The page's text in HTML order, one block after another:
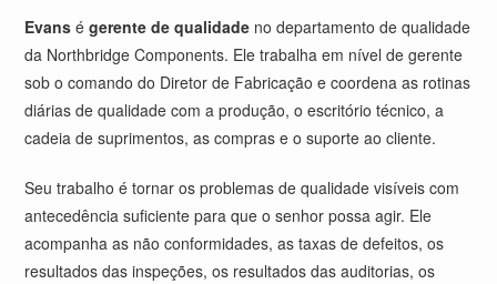
Evans égerente de qualidade no departamento de qualidade
da Northbridge Components. Ele trabalha em nível de gerente
sob o comando do Diretor de Fabricação e coordena as rotinas
diárias de qualidade com a produção, o escritório técnico, a
cadeia de suprimentos, as compras e o suporte ao cliente.
Seu trabalho é tornar os problemas de qualidade visíveis com
antecedência suficiente para que o senhor possa agir. Ele
acompanha as não conformidades, as taxas de defeitos, os
resultados das inspeções, os resultados das auditorias, os